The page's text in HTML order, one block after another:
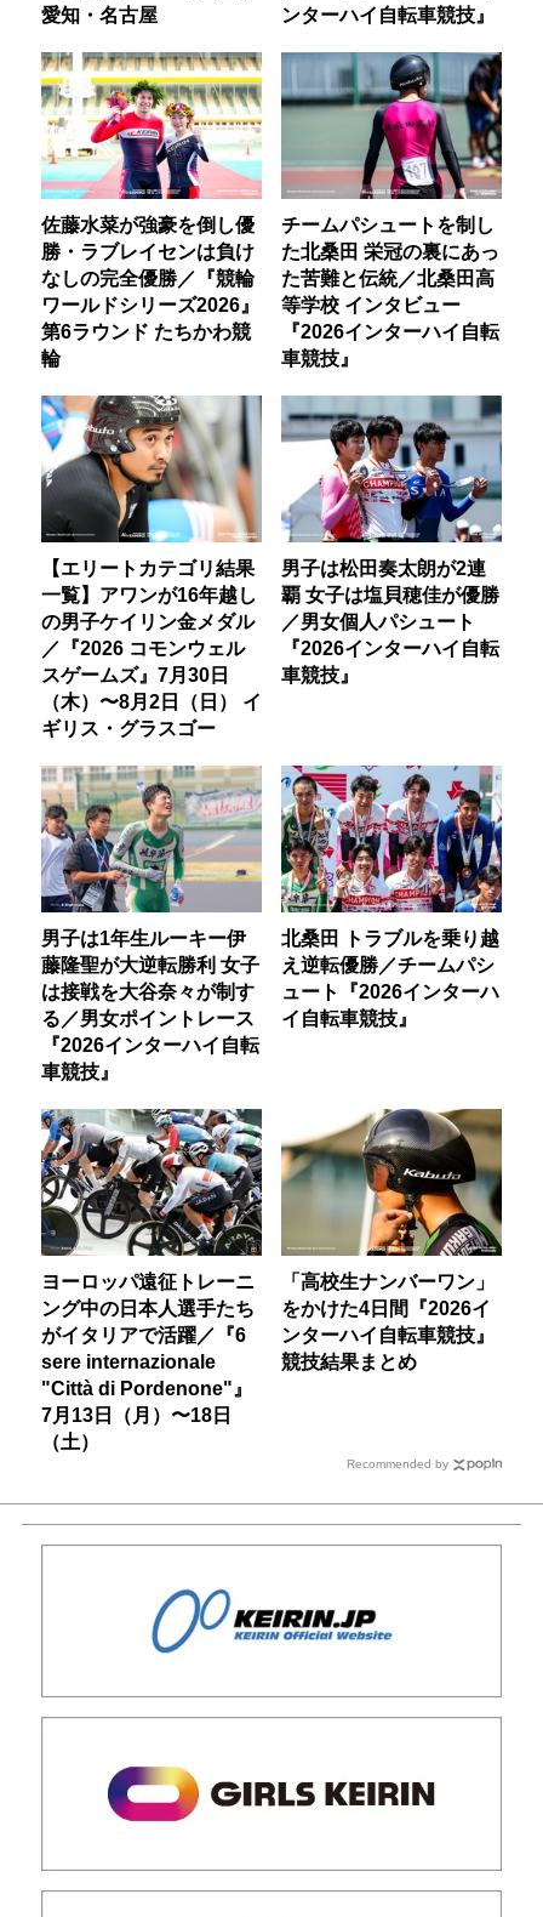
愛知・名古屋
ンターハイ自転車競技』
佐藤水菜が強豪を倒し優
勝・ラブレイセンは負け
なしの完全優勝／『競輪
ワールドシリーズ2026』
第6ラウンド たちかわ競
輪
チームパシュートを制し
た北桑田 栄冠の裏にあっ
た苦難と伝統／北桑田高
等学校 インタビュー
『2026インターハイ自転
車競技』
【エリートカテゴリ結果
一覧】アワンが16年越し
の男子ケイリン金メダル
／『2026 コモンウェル
スゲームズ』7月30日
（木）〜8月2日（日） イ
ギリス・グラスゴー
男子は松田奏太朗が2連
覇 女子は塩貝穂佳が優勝
／男女個人パシュート
『2026インターハイ自転
車競技』
男子は1年生ルーキー伊
藤隆聖が大逆転勝利 女子
は接戦を大谷奈々が制す
る／男女ポイントレース
『2026インターハイ自転
車競技』
北桑田 トラブルを乗り越
え逆転優勝／チームパシ
ュート『2026インターハ
イ自転車競技』
ヨーロッパ遠征トレーニ
ング中の日本人選手たち
がイタリアで活躍／『6
sere internazionale
"Città di Pordenone"』
7月13日（月）〜18日
（土）
「高校生ナンバーワン」
をかけた4日間『2026イ
ンターハイ自転車競技』
競技結果まとめ
Recommended by